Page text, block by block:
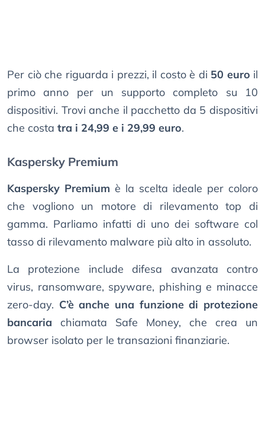
Per ciò che riguarda i prezzi, il costo è di 50 euro il
primo anno per un supporto completo su 10
dispositivi. Trovi anche il pacchetto da 5 dispositivi
che costa tra i 24,99 e i 29,99 euro.
Kaspersky Premium
Kaspersky Premium è la scelta ideale per coloro
che vogliono un motore di rilevamento top di
gamma. Parliamo infatti di uno dei software col
tasso di rilevamento malware più alto in assoluto.
La protezione include difesa avanzata contro
virus, ransomware, spyware, phishing e minacce
zero-day. C’è anche una funzione di protezione
bancaria chiamata Safe Money, che crea un
browser isolato per le transazioni finanziarie.